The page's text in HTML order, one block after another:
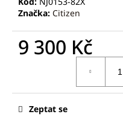
Značka: Citizen
9 300 Kč
Zeptat se
p
u
j
e
m